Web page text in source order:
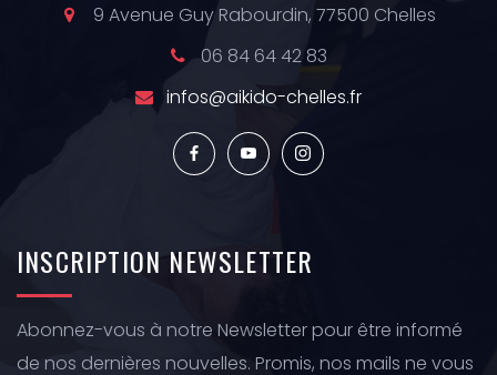
9 Avenue Guy Rabourdin, 77500 Chelles
06 84 64 42 83
infos@aikido-chelles.fr
INSCRIPTION NEWSLETTER
Abonnez-vous à notre Newsletter pour être informé
de nos dernières nouvelles. Promis, nos mails ne vous